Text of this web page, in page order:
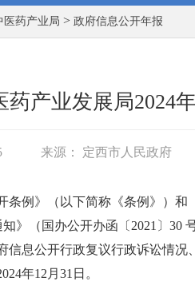
医药产业局 > 政府信息公开年报
药产业发展局2024
来源： 定西市人民政府
条例》（以下简称《条例》）
》（国办公开办函〔2021〕30
信息公开行政复议行政诉讼情
年12月31日。